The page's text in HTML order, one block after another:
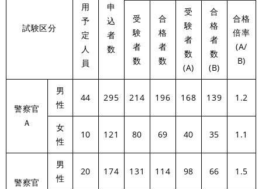
試験区分
用
予
定
人
員
申
込
者
数
受
験
者
数
合
格
者
数
受
験
者
数
(A)
合
格
者
数
(B)
合格
倍率
(A/
B)
警察官
Ａ
男
性
44 295 214 196 168 139 1.2
女
性
10 121 80 69 40 35 1.1
警察官
男
性
20 174 131 114 98 66 1.5